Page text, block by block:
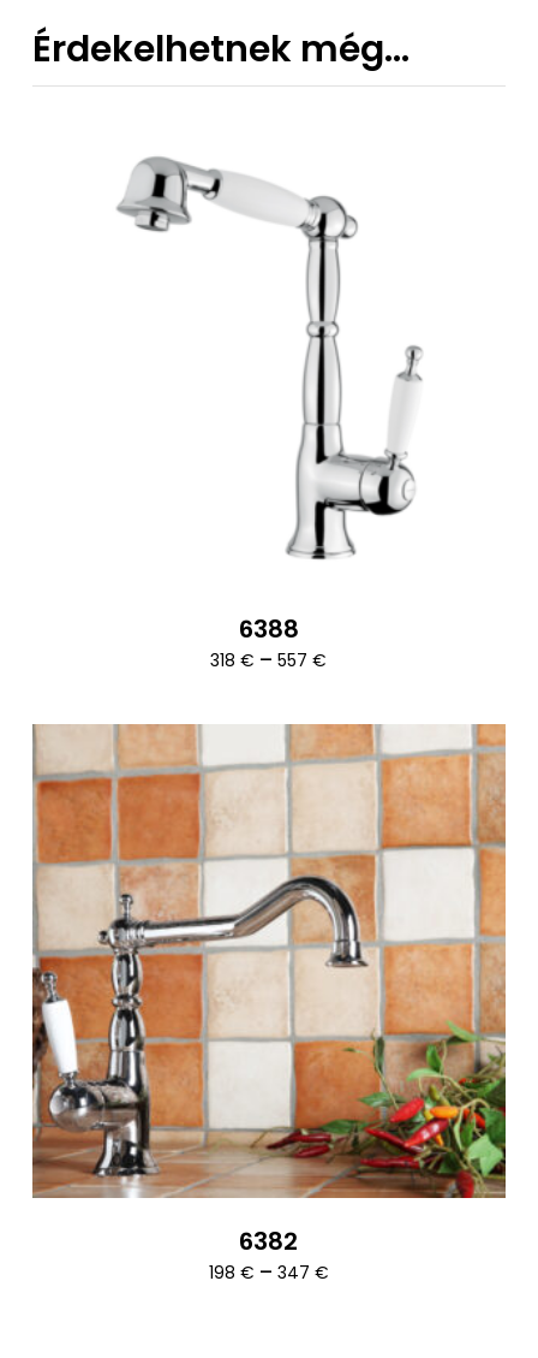
Érdekelhetnek még…
6388
318€ – 557€
6382
198 € – 347 €Ártartomány: